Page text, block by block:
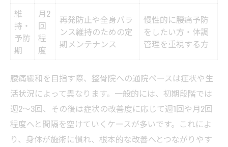
施術ごとのリラクゼーション度合い比較表
整骨院体験で得られる心身のリフレッシュ
効果
腰痛緩和と癒しを求める方に整骨院利用を
おすすめ
整骨院でのリラックス空間がもたらす効果
通いやすさと信頼性のある整骨院の特徴とは
通院しやすい整骨院の選び方とポイント
維
持・
予防
期
月2
回
程
度
再発防止や全身バラ
ンス維持のための定
期メンテナンス
慢性的に腰痛予防
をしたい方・体調
管理を重視する方
腰痛緩和を目指す際、整骨院への通院ペースは症状や生
活状況によって異なります。一般的には、初期段階では
週2〜3回、その後は症状の改善度に応じて週1回や月2回
程度へと間隔を空けていくケースが多いです。これによ
り、身体が施術に慣れ、根本的な改善へとつながりやす